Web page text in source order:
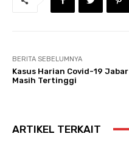
BERITA SEBELUMNYA
Kasus Harian Covid-19 Jabar
Masih Tertinggi
ARTIKEL TERKAIT